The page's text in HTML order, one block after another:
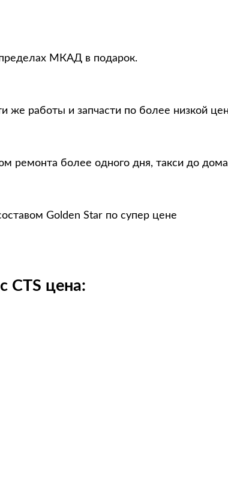
МКАД в подарок.
же работы и запчасти по более низкой
ремонта более одного дня, такси до
Golden Star по супер цене
CTS цена: